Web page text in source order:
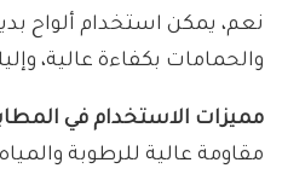
نعم، يمكن استخدام ألواح
والحمامات بكفاءة عالية،
مميزات الاستخدام في
مقاومة عالية للرطوبة والمياه